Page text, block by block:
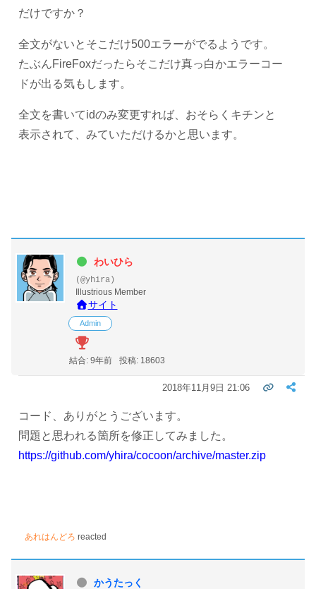
だけですか？
全文がないとそこだけ500エラーがでるようです。
たぶんFireFoxだったらそこだけ真っ白かエラーコー
ドが出る気もします。
全文を書いてidのみ変更すれば、おそらくキチンと
表示されて、みていただけるかと思います。
わいひら
(@yhira)
Illustrious Member
サイト
Admin
結合: 9年前 投稿: 18603
2018年11月9日 21:06
コード、ありがとうございます。
問題と思われる箇所を修正してみました。
https://github.com/yhira/cocoon/archive/master.zip
あれはんどろ reacted
かうたっく